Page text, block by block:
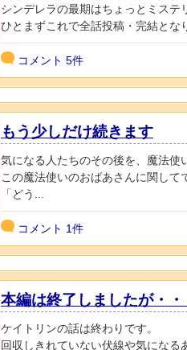
シンデレラの最期はちょっとミステ
ひとまずこれで全話投稿・完結とな
コメント 5件
もう少しだけ続きます
気になる人たちのその後を、魔法使
この魔法使いのおばあさんに関し
「どう...
コメント 1件
本編は終了しましたが・・
ケイトリンの話は終わりです。
回収しきれていない伏線や気になる